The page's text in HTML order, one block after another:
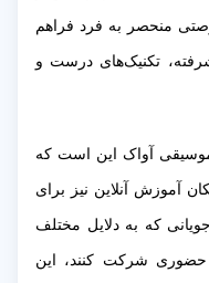
منحصر به فرد فراهم
تکنیک‌های درست و
آواک این است که
آموزش آنلاین نیز برای
که به دلایل مختلف
حضوری شرکت کنند، این